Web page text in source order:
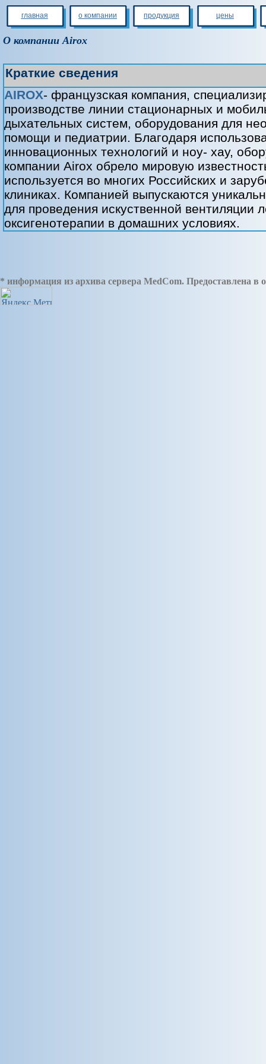
главная о компании продукция цены
О компании Airox
Краткие сведения
AIROX- французская компания,
производстве линии стационарных и
дыхательных систем, оборудования для
помощи и педиатрии. Благодаря
инновационных технологий и ноу- хау,
компании Airox обрело мировую
используется во многих Российских и
клиниках. Компанией выпускаются
для проведения искуственной вентиляции
оксигенотерапии в домашних условиях.
* информация из архива сервера MedCom. Предоставлена в